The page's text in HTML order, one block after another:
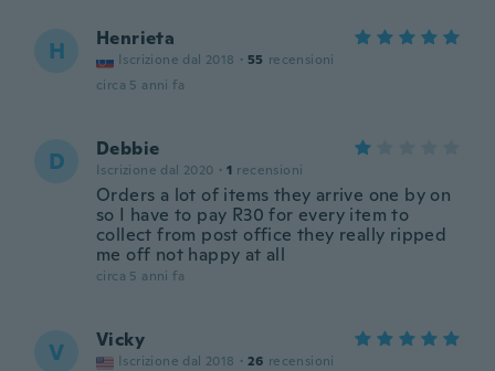
H Henrieta
Iscrizione dal 2018 · 55 recensioni
circa 5 anni fa
D Debbie
Iscrizione dal 2020 · 1 recensioni
Orders a lot of items they arrive one by on
so I have to pay R30 for every item to
collect from post office they really ripped
me off not happy at all
circa 5 anni fa
V Vicky
Iscrizione dal 2018 · 26 recensioni